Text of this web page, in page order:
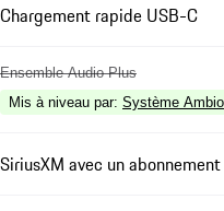
Chargement rapide USB-C
Ensemble Audio Plus
Mis à niveau par: Système
SiriusXM avec un